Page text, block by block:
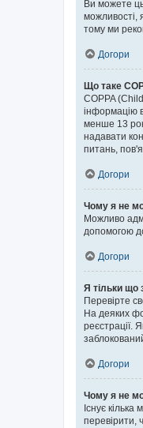
Ви можете
можливості,
тому ми
Догори
Що таке
COPPA
інформацію
менше 13
надавати
питань,
Догори
Чому я не
Можливо
допомогою
Догори
Я тільки що
Перевірте
На деяких
реєстрації.
Догори
Чому я не
Існує
перевірити,